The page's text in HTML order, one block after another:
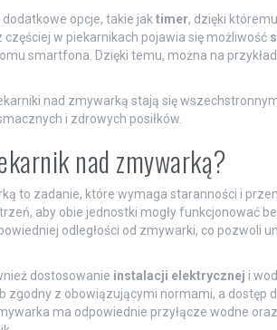
opcje, takie jak timer, dzięki
częściej w piekarnikach pojawia się możliwość
smartfona. Dzięki temu, można na
nad zmywarką stają się
i zdrowych posiłków.
nad zmywarką?
to zadanie, które wymaga staranności i
aby obie jednostki mogły funkcjonować
odległości od zmywarki, co pozwoli
dostosowanie instalacji elektrycznej i
zgodny z obowiązującymi normami, a dostęp
ma odpowiednie przyłącze wodne